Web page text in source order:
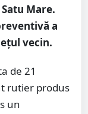
Mare.
a
vecin.
de 21
rutier produs
un